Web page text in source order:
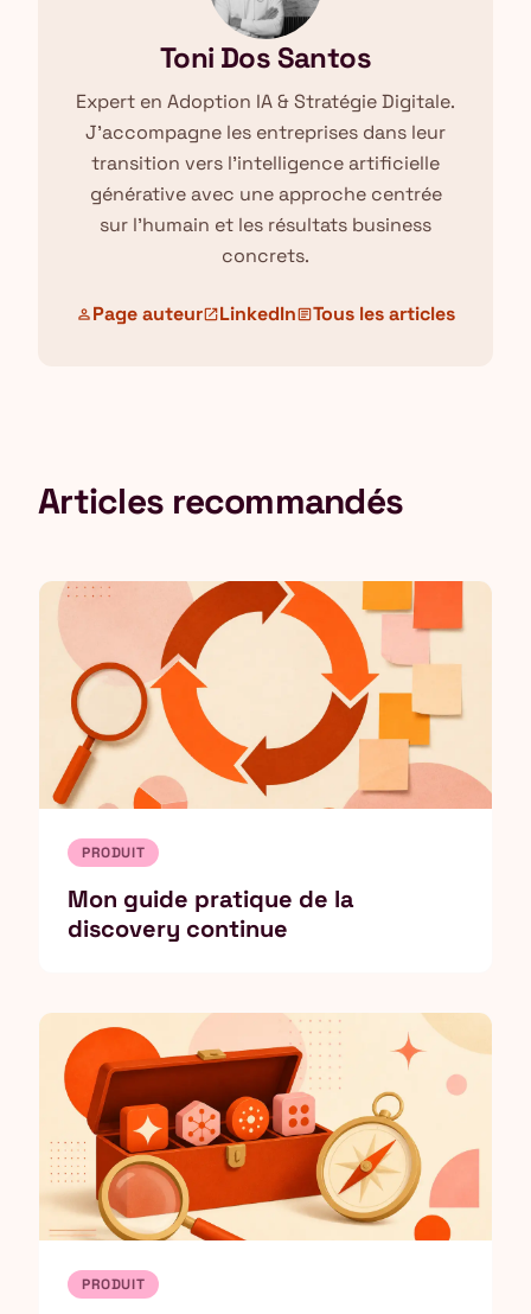
Toni Dos Santos
Expert en Adoption IA & Stratégie Digitale.
J'accompagne les entreprises dans leur
transition vers l'intelligence artificielle
générative avec une approche centrée
sur l'humain et les résultats business
concrets.
personPage auteuropen_in_newLinkedInarticleTous les articles
Articles recommandés
PRODUIT
Mon guide pratique de la
discovery continue
PRODUIT